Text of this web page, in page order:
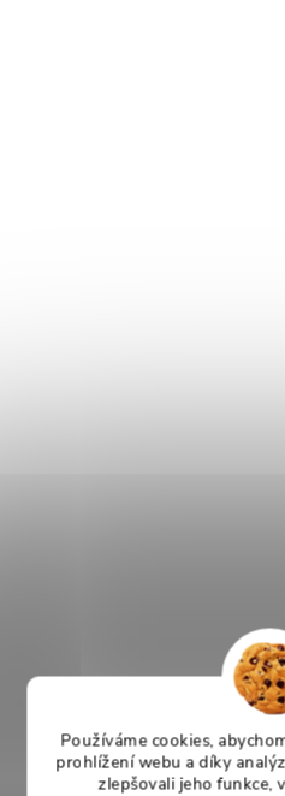
Používáme cookies,
prohlížení webu a díky
zlepšovali jeho funkce,